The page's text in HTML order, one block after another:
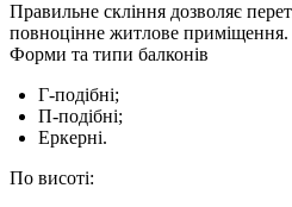
Правильне скління дозволяє
повноцінне житлове приміщення.
Форми та типи балконів
Г-подібні;
П-подібні;
Еркерні.
По висоті: